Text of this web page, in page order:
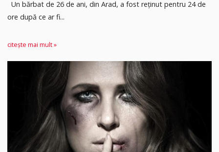
Un bărbat de 26 de ani, din Arad, a fost reținut pentru 24 de
ore după ce ar fi...
citește mai mult »